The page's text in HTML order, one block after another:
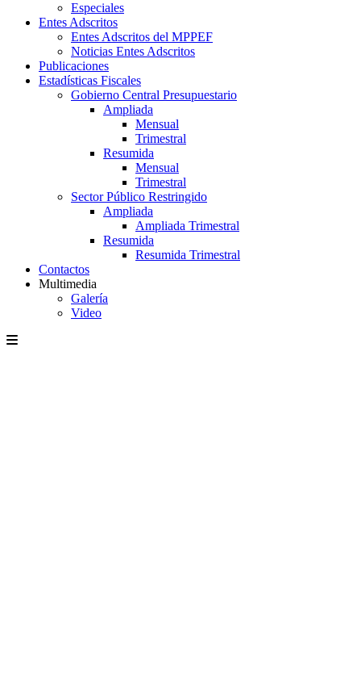
Especiales
Entes Adscritos
Entes Adscritos del MPPEF
Noticias Entes Adscritos
Publicaciones
Estadísticas Fiscales
Gobierno Central Presupuestario
Ampliada
Mensual
Trimestral
Resumida
Mensual
Trimestral
Sector Público Restringido
Ampliada
Ampliada Trimestral
Resumida
Resumida Trimestral
Contactos
Multimedia
Galería
Video